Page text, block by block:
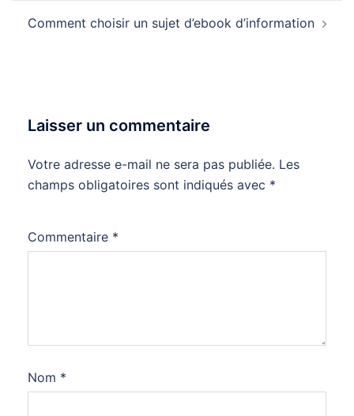
Comment choisir un sujet d’ebook d’information
Laisser un commentaire
Votre adresse e-mail ne sera pas publiée. Les
champs obligatoires sont indiqués avec *
Commentaire *
Nom *